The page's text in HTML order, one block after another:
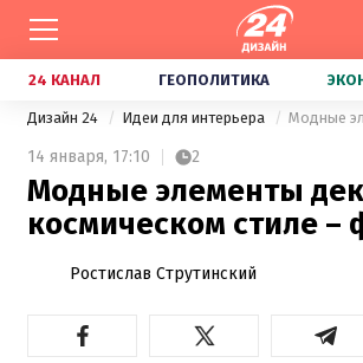
24 КАНАЛ ГЕОПОЛИТИКА
Дизайн 24 Идеи для интерьера
14 января, 17:10 2
Модные элементы
космическом стиле –
Ростислав Струтинский